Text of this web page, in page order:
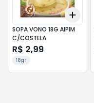
Add
SOPA VONO 18G AIPIM
C/COSTELA
R$ 2,99
18gr